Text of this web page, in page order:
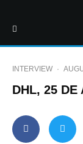
INTERVIEW ·
DHL, 25 DE